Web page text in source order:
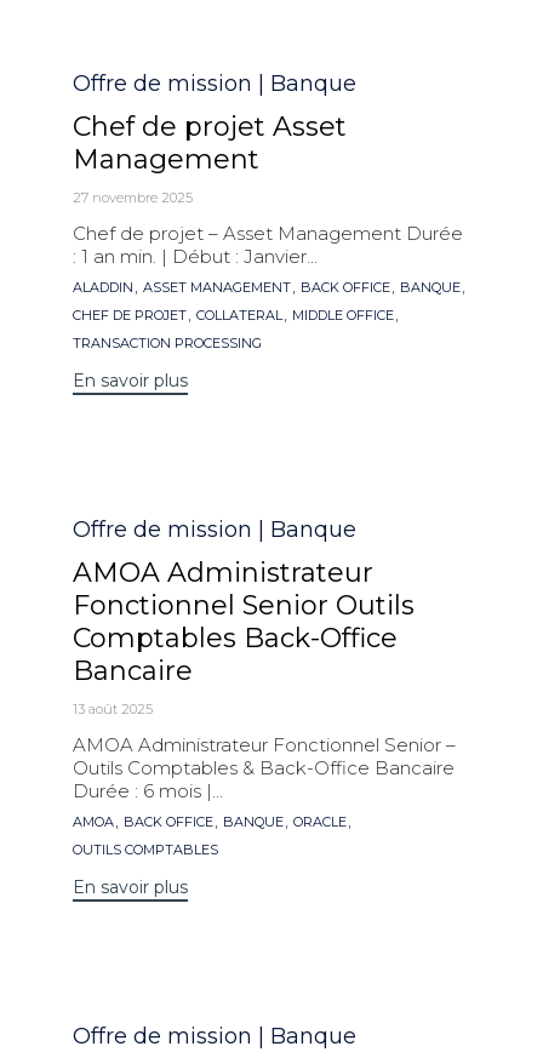
Catégorie
Offre de mission | Banque
Chef de projet Asset
Management
27 novembre 2025
Chef de projet – Asset Management Durée
: 1 an min. | Début : Janvier...
Mots
clés
ALADDIN , ASSET MANAGEMENT, BACK OFFICE, BANQUE,
CHEF DE PROJET, COLLATERAL, MIDDLE OFFICE,
TRANSACTION PROCESSING
En savoir plus
Catégorie
Offre de mission | Banque
AMOA Administrateur
Fonctionnel Senior Outils
Comptables Back-Office
Bancaire
13 août 2025
AMOA Administrateur Fonctionnel Senior –
Outils Comptables & Back-Office Bancaire
Durée : 6 mois |...
Mots
clés
AMOA, BACK OFFICE, BANQUE, ORACLE,
OUTILS COMPTABLES
En savoir plus
Catégorie
Offre de mission | Banque